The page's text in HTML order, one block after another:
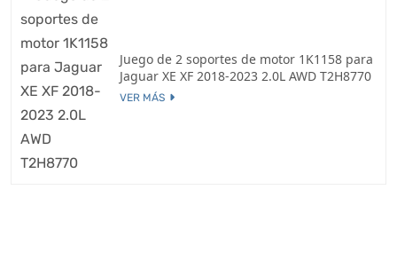
Juego de 2 soportes de motor 1K1158 para
Jaguar XE XF 2018-2023 2.0L AWD T2H8770
VER MÁS